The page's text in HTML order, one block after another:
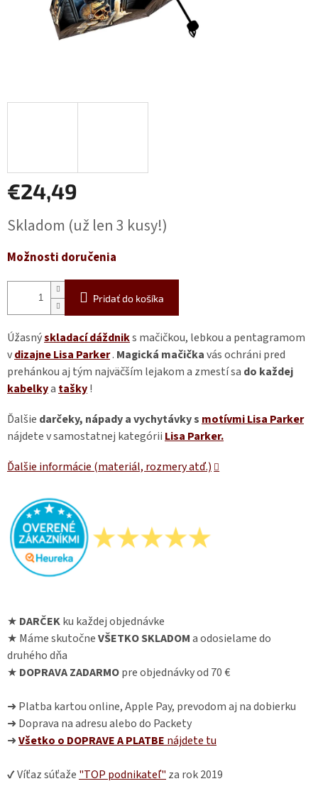
€24,49
cena:
Skladom (už len 3 kusy!)
Možnosti doručenia
Pridať do košíka
Úžasnýskladací dáždniks mačičkou, lebkou a pentagramom
vdizajne Lisa Parker. Magická mačičkavás ochráni pred
prehánkou aj tým najväčším lejakom a zmestí sa do každej
kabelkya tašky!
Ďalšie darčeky, nápady a vychytávky s motívmi Lisa Parker
nájdete v samostatnej kategórii Lisa Parker.
Ďalšie informácie (materiál, rozmery atď.)
★ DARČEKku každej objednávke
★ Máme skutočneVŠETKO SKLADOMa odosielame do
druhého dňa
★ DOPRAVA ZADARMOpre objednávky od 70 €
➜ Platba kartou online, Apple Pay, prevodom aj na dobierku
➜ Doprava na adresu alebo do Packety
➜Všetko o DOPRAVE A PLATBE nájdete tu
✔ Víťaz súťaže "TOP podnikateľ" za rok 2019